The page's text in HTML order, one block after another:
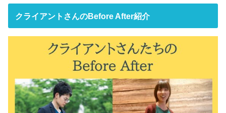
クライアントさんのBefore After紹介